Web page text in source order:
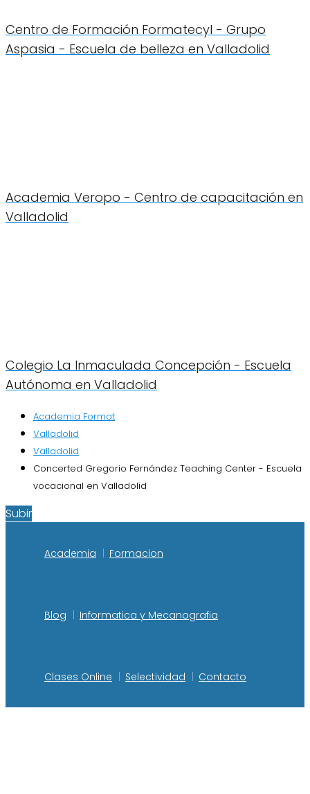
Centro de Formación Formatecyl - Grupo
Aspasia - Escuela de belleza en Valladolid
Academia Veropo - Centro de capacitación en
Valladolid
Colegio La Inmaculada Concepción - Escuela
Autónoma en Valladolid
Academia Format
Valladolid
Valladolid
Concerted Gregorio Fernández Teaching Center - Escuela
vocacional en Valladolid
Subir
Academia Formacion
Blog Informatica y Mecanografia
Clases Online Selectividad Contacto